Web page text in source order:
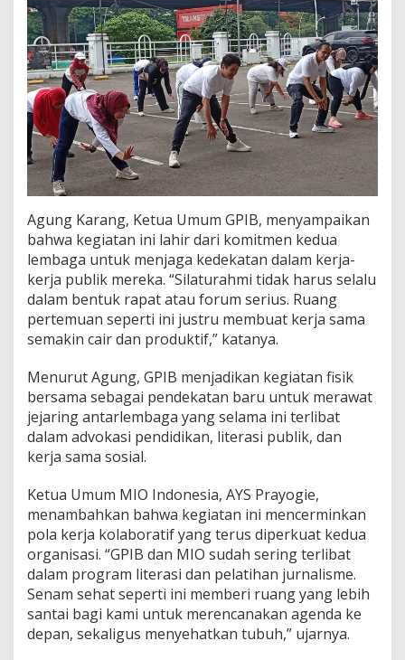
O
I
n
d
o
n
e
s
i
a
M
e
a
l
u
i
O
l
a
h
a
g
a
Agung Karang, Ketua Umum GPIB, menyampaikan
bahwa kegiatan ini lahir dari komitmen kedua
lembaga untuk menjaga kedekatan dalam kerja-
kerja publik mereka. “Silaturahmi tidak harus selalu
dalam bentuk rapat atau forum serius. Ruang
pertemuan seperti ini justru membuat kerja sama
semakin cair dan produktif,” katanya.
Menurut Agung, GPIB menjadikan kegiatan fisik
bersama sebagai pendekatan baru untuk merawat
jejaring antarlembaga yang selama ini terlibat
dalam advokasi pendidikan, literasi publik, dan
kerja sama sosial.
Ketua Umum MIO Indonesia, AYS Prayogie,
menambahkan bahwa kegiatan ini mencerminkan
pola kerja kolaboratif yang terus diperkuat kedua
organisasi. “GPIB dan MIO sudah sering terlibat
dalam program literasi dan pelatihan jurnalisme.
Senam sehat seperti ini memberi ruang yang lebih
santai bagi kami untuk merencanakan agenda ke
depan, sekaligus menyehatkan tubuh,” ujarnya.